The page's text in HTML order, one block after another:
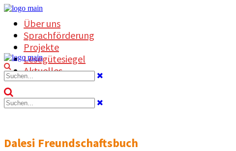
Über uns
Sprachförderung
Projekte
Lesegütesiegel
Aktuelles
Dalesi Freundschaftsbuch